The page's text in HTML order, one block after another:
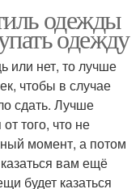
одежды
одежду
или нет, то лучше
чтобы в случае
сдать. Лучше
того, что не
момент, а потом
вам ещё
будет казаться